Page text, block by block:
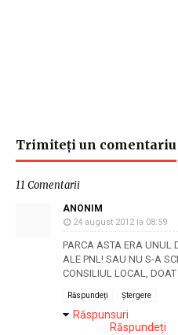
Trimiteți un comentariu
11 Comentarii
ANONIM
24 august 2012 la 08:59
PARCA ASTA ERA UNUL
ALE PNL! SAU NU S-A
CONSILIUL LOCAL,
Răspundeți Ștergere
Răspunsuri
Răspundeți